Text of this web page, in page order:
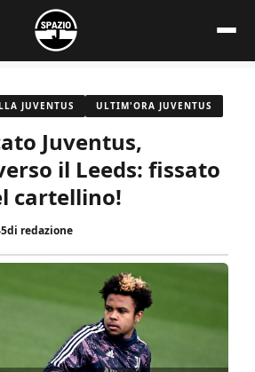
JUVENTUS ULTIM'ORA JUVENTUS
Juventus,
il Leeds: fissato
cartellino!
di redazione